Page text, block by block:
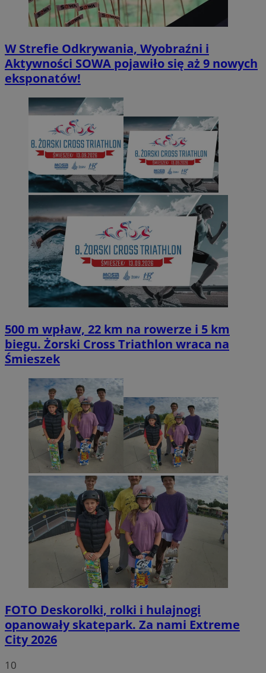
W Strefie Odkrywania, Wyobraźni i
Aktywności SOWA pojawiło się aż 9 nowych
eksponatów!
500 m wpław, 22 km na rowerze i 5 km
biegu. Żorski Cross Triathlon wraca na
Śmieszek
FOTO Deskorolki, rolki i hulajnogi
opanowały skatepark. Za nami Extreme
City 2026
10